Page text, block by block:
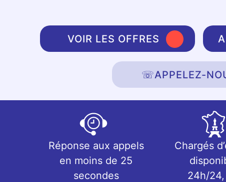
VOIR LES OFFRES
☏APPELEZ-
Réponse aux appels
en moins de 25
secondes
Chargés
24h/